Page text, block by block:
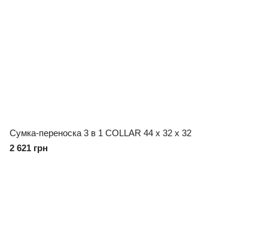
Сумка-переноска 3 в 1 COLLAR 44 x 32 x 32
2 621 грн